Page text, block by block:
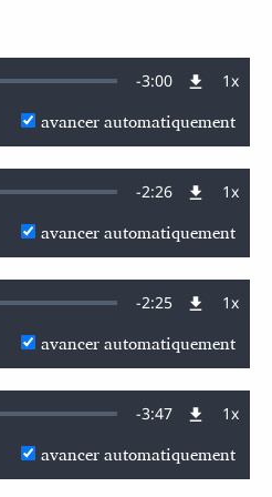
Remaining
Time
-3:00 1x
avancer automatiquement
Remaining
Time
-2:26 1x
avancer automatiquement
Remaining
Time
-2:25 1x
avancer automatiquement
Remaining
Time
-3:47 1x
avancer automatiquement